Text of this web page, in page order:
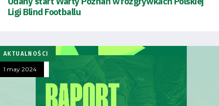
Ligi Blind Footballu
AKTUALNOŚCI
1 may 2024